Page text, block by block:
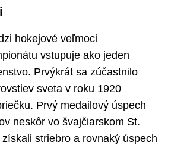
hokejové veľmoci
vstupuje ako jeden
Prvýkrát sa zúčastnilo
sveta v roku 1920
Prvý medailový úspech
neskôr vo švajčiarskom St.
striebro a rovnaký úspech